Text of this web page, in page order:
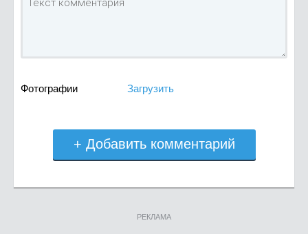
Фотографии Загрузить
+ Добавить комментарий
РЕКЛАМА